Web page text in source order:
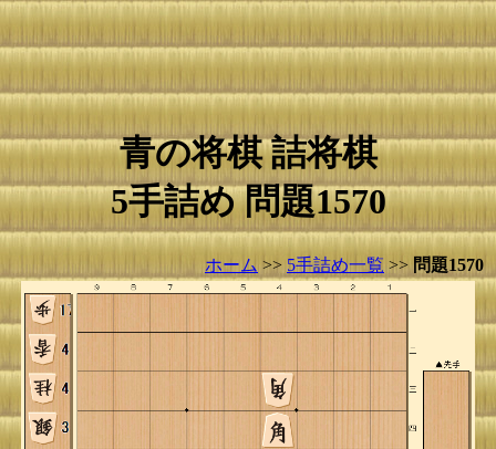
青の将棋 詰将棋
5手詰め 問題1570
ホーム >> 5手詰め一覧 >> 問題1570